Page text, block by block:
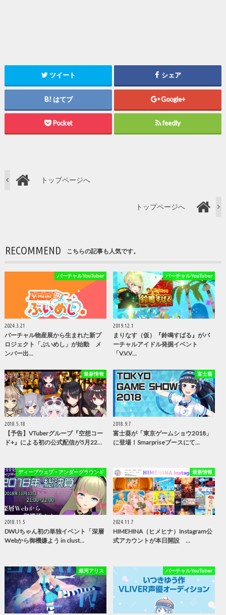
ツイート シェア
はてブ Google+
Pocket feedly
トップページへ
トップページへ
RECOMMEND こちらの記事も人気です。
バーチャルYouTuber
2024.3.21
バーチャル物産展から生まれた新プ
ロジェクト「ぶいめし」が始動 メ
ンバー出…
バーチャルYouTuber
2019.12.1
まりなす（仮）『鈴鳴すばる』がバ
ーチャルアイドル発掘イベント
「V.V.V…
最新情報
2018.5.18
【予告】VTuberグループ『空想コー
ド+』による初の公式配信が5月22…
富士葵
2018.9.7
富士葵が「東京ゲームショウ2018」
に登場！Smarpriseブースにて…
ディープウェブ・アンダーグラウンド
2018.11.5
DWUちゃん初の単独イベント「深層
Webから御機嫌よう in clust…
最新情報
2024.11.7
HIMEHINA（ヒメヒナ）Instagram公
式アカウントが本日開設 …
銀河アリス バーチャルYouTuber